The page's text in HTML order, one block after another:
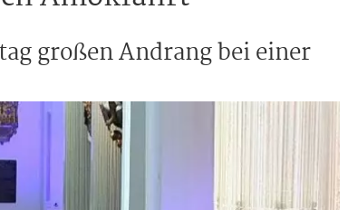
großen Andrang bei einer